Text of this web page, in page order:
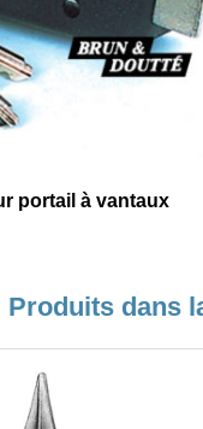
portail à vantaux
Produits dans